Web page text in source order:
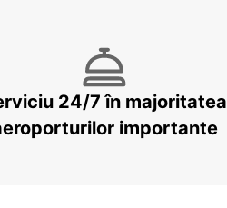
24/7 în majoritatea
importante